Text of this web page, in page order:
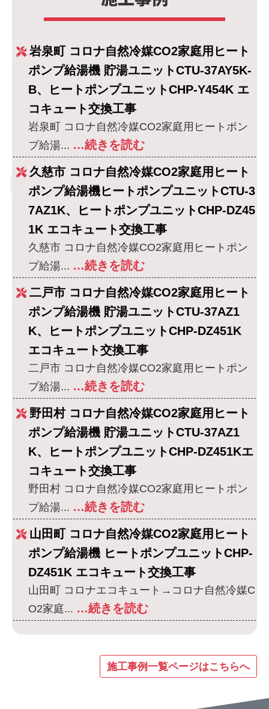
岩泉町 コロナ自然冷媒CO2家庭用ヒート
ポンプ給湯機 貯湯ユニットCTU-37AY5K-
B、ヒートポンプユニットCHP-Y454K エ
コキュート交換工事
岩泉町 コロナ自然冷媒CO2家庭用ヒートポン
プ給湯... …続きを読む
久慈市 コロナ自然冷媒CO2家庭用ヒート
ポンプ給湯機ヒートポンプユニットCTU-3
7AZ1K、ヒートポンプユニットCHP-DZ45
1K エコキュート交換工事
久慈市 コロナ自然冷媒CO2家庭用ヒートポン
プ給湯... …続きを読む
二戸市 コロナ自然冷媒CO2家庭用ヒート
ポンプ給湯機 貯湯ユニットCTU-37AZ1
K、ヒートポンプユニットCHP-DZ451K
エコキュート交換工事
二戸市 コロナ自然冷媒CO2家庭用ヒートポン
プ給湯... …続きを読む
野田村 コロナ自然冷媒CO2家庭用ヒート
ポンプ給湯機 貯湯ユニットCTU-37AZ1
K、ヒートポンプユニットCHP-DZ451Kエ
コキュート交換工事
野田村 コロナ自然冷媒CO2家庭用ヒートポン
プ給湯... …続きを読む
山田町 コロナ自然冷媒CO2家庭用ヒート
ポンプ給湯機 ヒートポンプユニットCHP-
DZ451K エコキュート交換工事
山田町 コロナエコキュート→コロナ自然冷媒C
O2家庭... …続きを読む
施工事例一覧ページはこちらへ